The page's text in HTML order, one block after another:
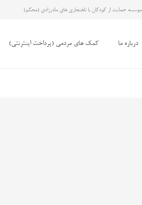
موسسه حمایت از کودکان با ناهنجاری های مادرزادی (محکم)
درباره ما کمک های مردمی (پرداخت اینترنتی)